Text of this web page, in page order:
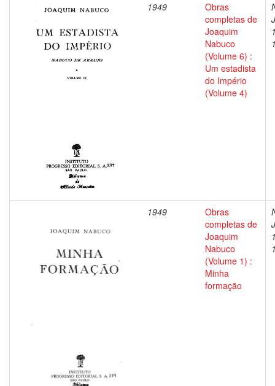
1949
Obras
completas de
Joaquim
Nabuco
(Volume 6) :
Um estadista
do Império
(Volume 4)
1949
Obras
completas de
Joaquim
Nabuco
(Volume 1) :
Minha
formação